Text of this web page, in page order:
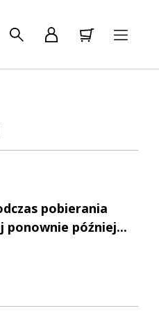
pobierania
ponownie później...